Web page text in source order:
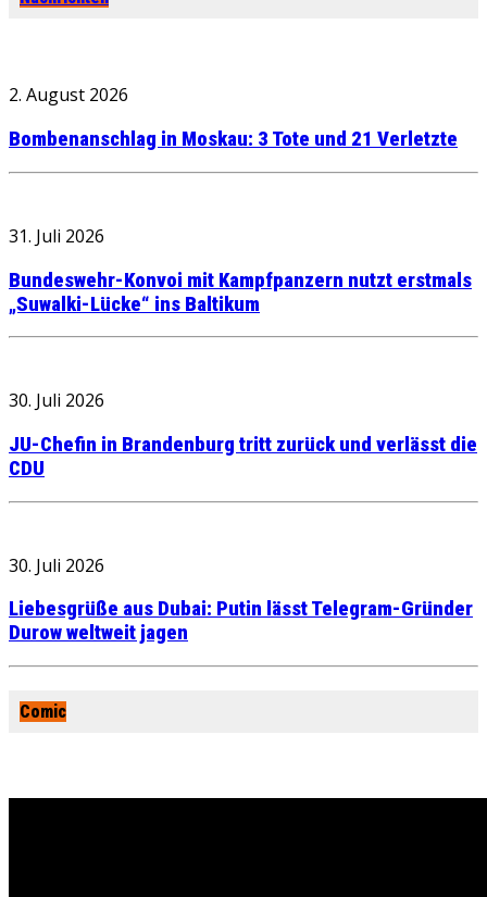
2. August 2026
Bombenanschlag in Moskau: 3 Tote und 21 Verletzte
31. Juli 2026
Bundeswehr-Konvoi mit Kampfpanzern nutzt erstmals
„Suwalki-Lücke“ ins Baltikum
30. Juli 2026
JU-Chefin in Brandenburg tritt zurück und verlässt die
CDU
30. Juli 2026
Liebesgrüße aus Dubai: Putin lässt Telegram-Gründer
Durow weltweit jagen
Comic